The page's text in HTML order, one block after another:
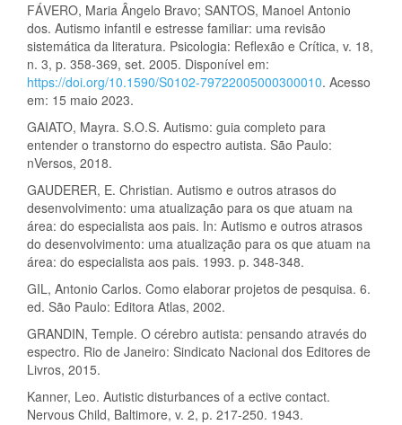
FÁVERO, Maria Ângelo Bravo; SANTOS, Manoel Antonio
dos. Autismo infantil e estresse familiar: uma revisão
sistemática da literatura. Psicologia: Reflexão e Crítica, v. 18,
n. 3, p. 358-369, set. 2005. Disponível em:
https://doi.org/10.1590/S0102-79722005000300010. Acesso
em: 15 maio 2023.
GAIATO, Mayra. S.O.S. Autismo: guia completo para
entender o transtorno do espectro autista. São Paulo:
nVersos, 2018.
GAUDERER, E. Christian. Autismo e outros atrasos do
desenvolvimento: uma atualização para os que atuam na
área: do especialista aos pais. In: Autismo e outros atrasos
do desenvolvimento: uma atualização para os que atuam na
área: do especialista aos pais. 1993. p. 348-348.
GIL, Antonio Carlos. Como elaborar projetos de pesquisa. 6.
ed. São Paulo: Editora Atlas, 2002.
GRANDIN, Temple. O cérebro autista: pensando através do
espectro. Rio de Janeiro: Sindicato Nacional dos Editores de
Livros, 2015.
Kanner, Leo. Autistic disturbances of a ective contact.
Nervous Child, Baltimore, v. 2, p. 217-250. 1943.